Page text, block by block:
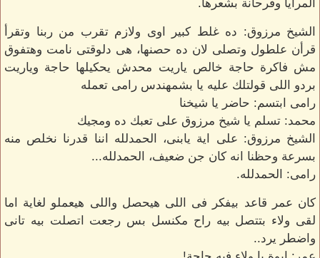
المرايا وفرحانة بشعرها.
الشيخ مرزوق: ده غلط كبير اوى ولازم تقرب من ربنا وتقرأ
قرأن علطول وتصلى لان ده حصنها، هى دلوقتى نامت وهتفوق
مش فاكرة حاجة خالص ياريت محدش يحكيلها حاجة وياريت
بردو اللى قولتلك عليه يا بشمهندس رامى تعمله
رامى ابتسم: حاضر يا شيخنا
محمد: تسلم يا شيخ مرزوق على تعبك ده ومجيك
الشيخ مرزوق: على اية يابنى، الحمدلله اننا قدرنا نخلص منه
بسرعة وحظنا انه كان جن ضعيف، الحمدلله...
رامى: الحمدلله.
كان عمر قاعد بيفكر فى اللى هيحصل واللى هيعملو لغاية اما
لقى ولاء بتتصل بيه راح مكنسل بس رجعت اتصلت بيه تانى
واضطر يرد..